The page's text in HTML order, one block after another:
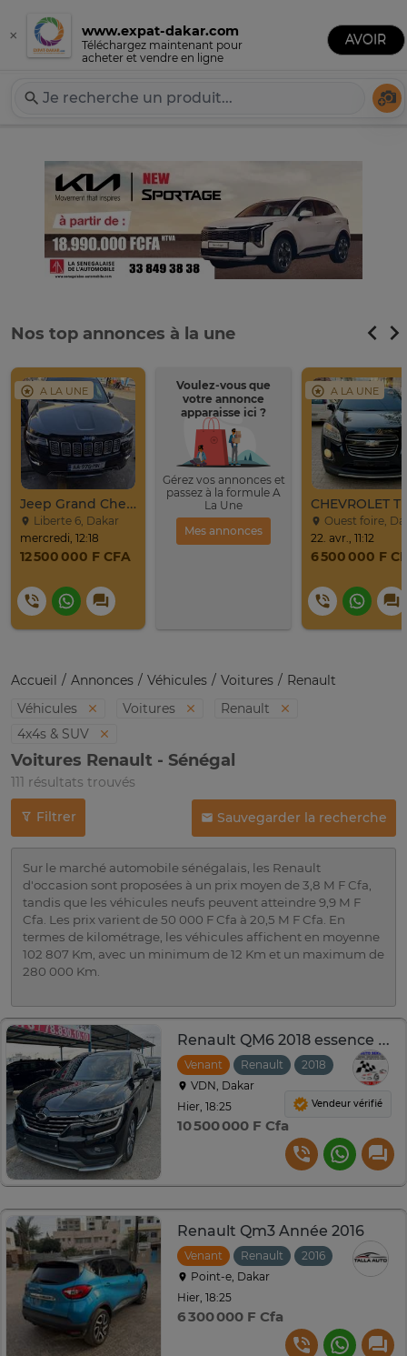
Expat-Dakar
Publier une annonce
Nos top annonces à la une
A LA UNE
Jeep Grand Cherokee Overland 2019 À Vendre
Liberte 6, Dakar
mercredi, 12:18
12 500 000 F CFA
Voulez-vous que
votre annonce
apparaisse ici ?
Gérez vos annonces et
passez à la formule A
La Une
Mes annonces
A LA UNE
Ouest foire,
22. avr., 11:12
6 500 000 F
Accueil Annonces Véhicules Voitures
Renault
Véhicules
Voitures
Renault
4x4s & SUV
Voitures Renault - Sénégal
111 résultats trouvés
Filtrer Sauvegarder la recherche
Sur le marché automobile sénégalais, les Renault
d'occasion sont proposées à un prix moyen de 3,8 M F Cfa,
tandis que les véhicules neufs peuvent atteindre 9,9 M F
Cfa. Les prix varient de 50 000 F Cfa à 20,5 M F Cfa. En
termes de kilométrage, les véhicules affichent en moyenne
102 807 Km, avec un minimum de 12 Km et un maximum de
280 000 Km.
Renault QM6 2018 essence full options
Venant Renault 2018
VDN, Dakar
Hier, 18:25
10 500 000 F Cfa
Vendeur vérifié
Renault Qm3 Année 2016
Venant Renault 2016
Point-e, Dakar
Hier, 18:25
6 300 000 F Cfa
×
Téléchargez maintenant pour
acheter et vendre en ligne
www.expat-dakar.com
AVOIR